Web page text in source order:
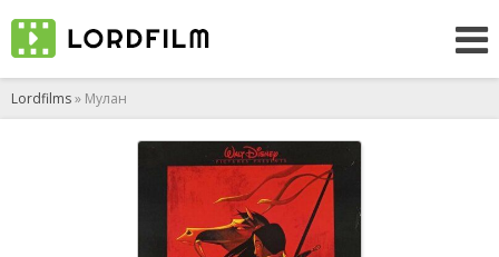
Lordfilms» Мулан